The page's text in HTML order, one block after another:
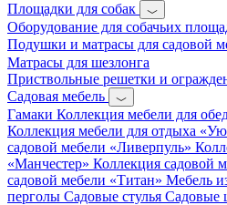
Площадки для собак
Оборудование для собачьих
Подушки и матрасы для садовой
Матрасы для шезлонга
Приствольные решетки и
Садовая мебель
Гамаки Коллекция мебели для
Коллекция мебели для отдыха
садовой мебели «Ливерпуль»
«Манчестер» Коллекция садовой
садовой мебели «Титан» Мебель
перголы Садовые стулья Садовые